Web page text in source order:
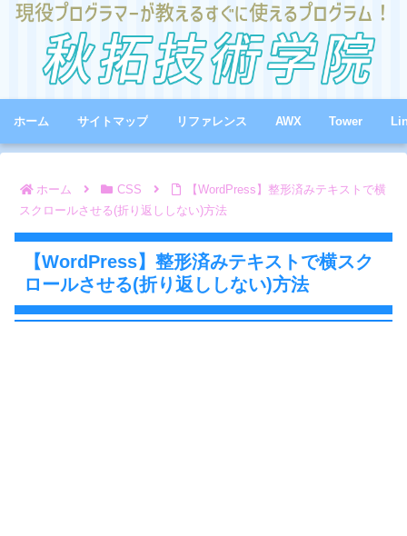
ホーム サイトマップ リファレンス AWX Tower
ホーム CSS
【WordPress】整形済みテキストで横
スクロールさせる(折り返ししない)方法
【WordPress】整形済みテキストで横スク
ロールさせる(折り返ししない)方法